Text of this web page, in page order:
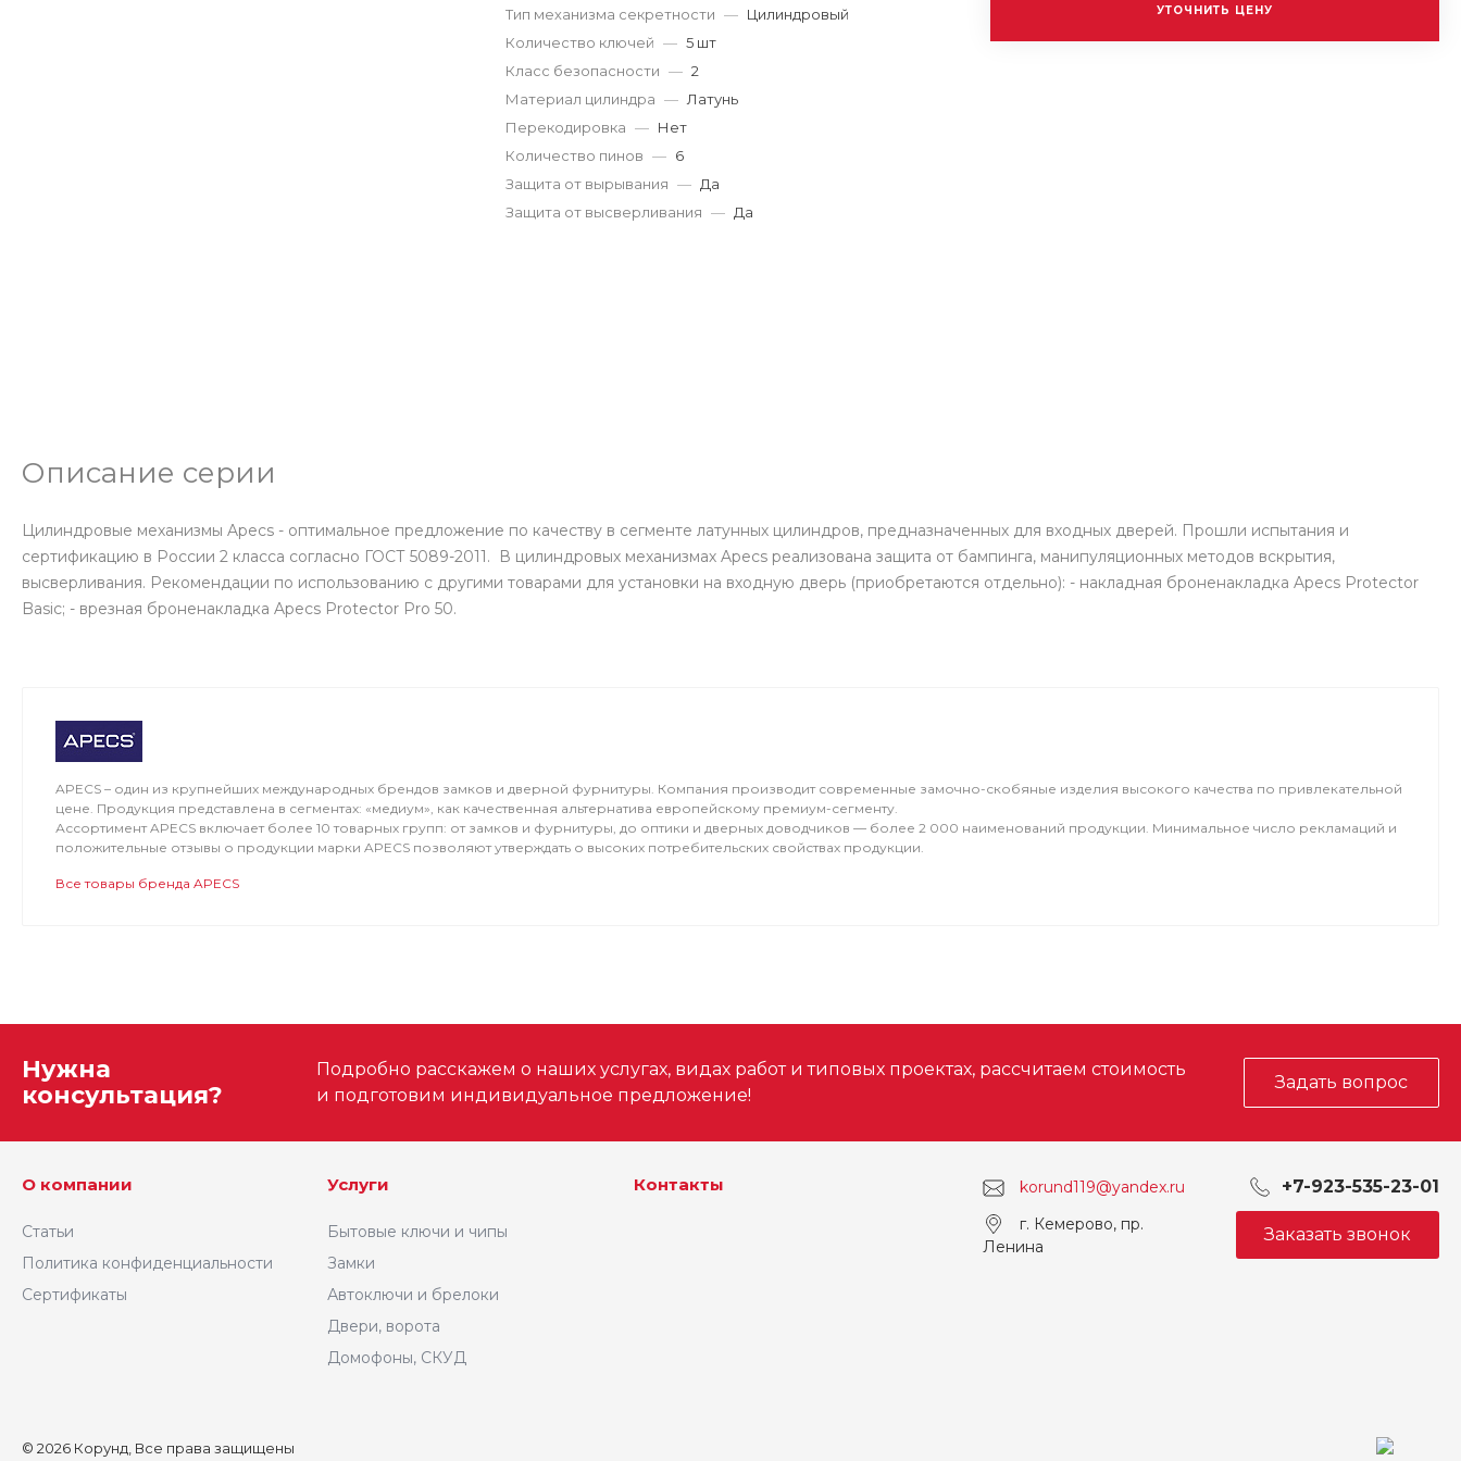
Тип механизма секретности — Цилиндровый
Количество ключей — 5 шт
Класс безопасности — 2
Материал цилиндра — Латунь
Перекодировка — Нет
Количество пинов — 6
Защита от вырывания — Да
Защита от высверливания — Да
УТОЧНИТЬ ЦЕНУ
Описание серии
Цилиндровые механизмы Apecs - оптимальное предложение по качеству в сегменте латунных цилиндров, предназначенных для входных дверей. Прошли испытания и
сертификацию в России 2 класса согласно ГОСТ 5089-2011. В цилиндровых механизмах Apecs реализована защита от бампинга, манипуляционных методов вскрытия,
высверливания. Рекомендации по использованию с другими товарами для установки на входную дверь (приобретаются отдельно): - накладная броненакладка Apecs Protector
Basic; - врезная броненакладка Apecs Protector Pro 50.
APECS – один из крупнейших международных брендов замков и дверной фурнитуры. Компания производит современные замочно-скобяные изделия высокого качества по привлекательной
цене. Продукция представлена в сегментах: «медиум», как качественная альтернатива европейскому премиум-сегменту.
Ассортимент APECS включает более 10 товарных групп: от замков и фурнитуры, до оптики и дверных доводчиков — более 2 000 наименований продукции. Минимальное число рекламаций и
положительные отзывы о продукции марки APECS позволяют утверждать о высоких потребительских свойствах продукции.
Все товары бренда APECS
Нужна
консультация?
Подробно расскажем о наших услугах, видах работ и типовых проектах, рассчитаем стоимость
и подготовим индивидуальное предложение!
Задать вопрос
О компании
Статьи
Политика конфиденциальности
Сертификаты
Услуги
Бытовые ключи и чипы
Замки
Автоключи и брелоки
Двери, ворота
Домофоны, СКУД
Контакты korund119@yandex.ru +7-923-535-23-01
г. Кемерово, пр.
Ленина
Заказать звонок
© 2026 Корунд, Все права защищены